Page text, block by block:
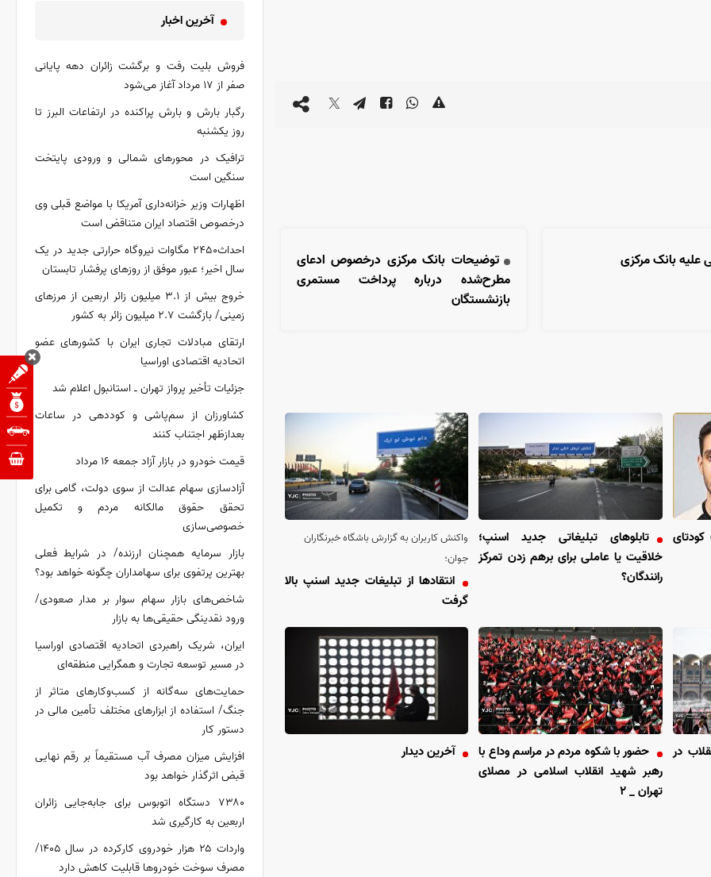
علیه بانک مرکزی
توضیحات بانک مرکزی درخصوص ادعای
مطرح‌شده درباره پرداخت مستمری
بازنشستگان
تابلو‌های تبلیغاتی جدید اسنپ؛
خلاقیت یا عاملی برای برهم زدن تمرکز
رانندگان؟
واکنش کاربران به گزارش باشگاه خبرنگاران
جوان؛
انتقاد‌ها از تبلیغات جدید اسنپ بالا
گرفت
در
حضور با شکوه مردم در مراسم وداع با
رهبر شهید انقلاب اسلامی در مصلای
تهران _ ۲
آخرین دیدار
آخرین اخبار
فروش بلیت رفت و برگشت زائران دهه پایانی
صفر از ۱۷ مرداد آغاز می‌شود
رگبار بارش و بارش پراکنده در ارتفاعات البرز تا
روز یکشنبه
ترافیک در محورهای شمالی و ورودی پایتخت
سنگین است
اظهارات وزیر خزانه‌داری آمریکا با مواضع قبلی وی
درخصوص اقتصاد ایران متناقض است
احداث۲۴۵۰ مگاوات نیروگاه حرارتی جدید در یک
سال اخیر؛ عبور موفق از روز‌های پرفشار تابستان
خروج بیش از ۳.۱ میلیون زائر اربعین از مرزهای
زمینی/ بازگشت ۲.۷ میلیون زائر به کشور
ارتقای مبادلات تجاری ایران با کشور‌های عضو
اتحادیه اقتصادی اوراسیا
جزئیات تأخیر پرواز تهران ـ استانبول اعلام شد
کشاورزان از سم‌پاشی و کوددهی در ساعات
بعدازظهر اجتناب کنند
قیمت خودرو در بازار آزاد جمعه ۱۶ مرداد
آزادسازی سهام عدالت از سوی دولت، گامی برای
تحقق حقوق مالکانه مردم و تکمیل
خصوصی‌سازی
بازار سرمایه همچنان ارزنده/ در شرایط فعلی
بهترین پرتفوی برای سهامداران چگونه خواهد بود؟
شاخص‌های بازار سهام سوار بر مدار صعودی/
ورود نقدینگی حقیقی‌ها به بازار
ایران، شریک راهبردی اتحادیه اقتصادی اوراسیا
در مسیر توسعه تجارت و همگرایی منطقه‌ای
حمایت‌های سه‌گانه از کسب‌وکارهای متاثر از
جنگ/ استفاده از ابزارهای مختلف تأمین مالی در
دستور کار
افزایش میزان مصرف آب مستقیماً بر رقم نهایی
قبض اثرگذار خواهد بود
۷۳۸۰ دستگاه اتوبوس برای جابه‌جایی زائران
اربعین به کارگیری شد
واردات ۲۵ هزار خودروی کارکرده در سال ۱۴۰۵/
مصرف سوخت خودرو‌ها قابلیت کاهش دارد